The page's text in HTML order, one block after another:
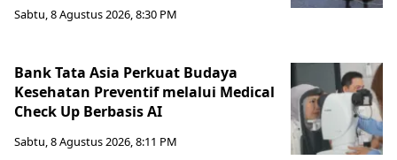
Sabtu, 8 Agustus 2026, 8:30 PM
Bank Tata Asia Perkuat Budaya
Kesehatan Preventif melalui Medical
Check Up Berbasis AI
Sabtu, 8 Agustus 2026, 8:11 PM